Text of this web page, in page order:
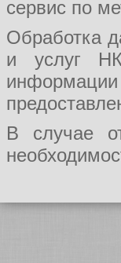
сервис по
Обработка
и услуг
В случае